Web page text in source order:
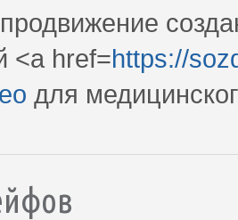
<a href=https://
для